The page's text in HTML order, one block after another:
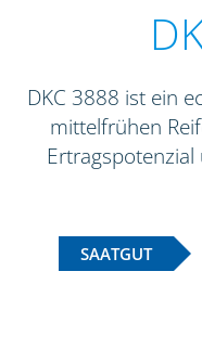
DKC 3888 ist ein
mittelfrühen
SAATGUT